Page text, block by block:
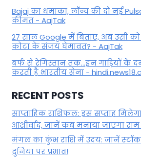
Bajaj का धमाका, लॉन्च की दो नई
कीमत - AajTak
27 साल Google में बिताए, अब उसी
कोटा के संजय घेमावत? - AajTak
बर्फ से रेगिस्तान तक...इन गाड़ियों के
करती है भारतीय सेना -
RECENT POSTS
साप्ताहिक राशिफल: इस सप्ताह
आशीर्वाद, जानें कब मनाया जाएगा राम
मंगल का कुंभ राशि में उदय: जानें
दुनिया पर प्रभाव!